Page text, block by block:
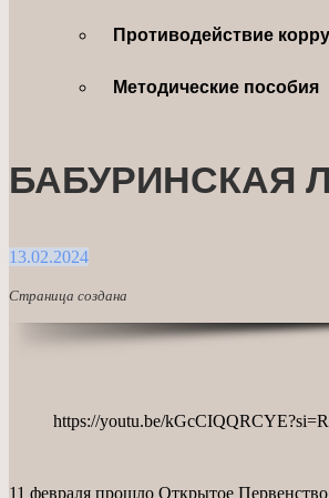
Противодействие
Методические пособия
БАБУРИНСКАЯ
13.02.2024
Страница создана
https://youtu.be/
11 февраля прошло Открытое